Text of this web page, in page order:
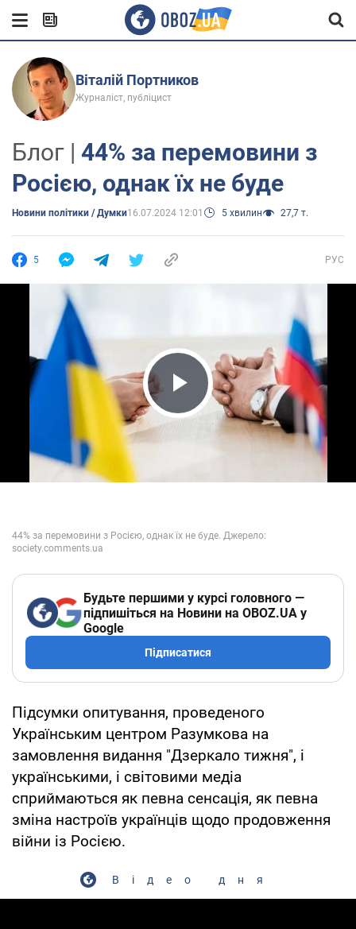
Віталій Портников
Журналіст, публіцист
Блог | 44% за перемовини з
Росією, однак їх не буде
Новини політики / Думки16.07.2024 12:01 5 хвилин 27,7 т.
5 РУС
Play Video
Будьте першими у курсі головного —
підпишіться на Новини на OBOZ.UA у
Google
Підписатися
Підсумки опитування, проведеного
Українським центром Разумкова на
замовлення видання "Дзеркало тижня", і
українськими, і світовими медіа
сприймаються як певна сенсація, як певна
зміна настроїв українців щодо продовження
війни із Росією.
Відео дня